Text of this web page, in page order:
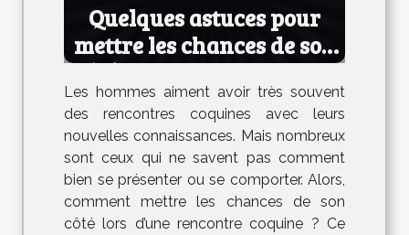
Quelques astuces pour
mettre les chances de son
côté lors d’une rencontre
coquine
Les hommes aiment avoir très souvent
des rencontres coquines avec leurs
nouvelles connaissances. Mais nombreux
sont ceux qui ne savent pas comment
bien se présenter ou se comporter. Alors,
comment mettre les chances de son
côté lors d’une rencontre coquine ? Ce